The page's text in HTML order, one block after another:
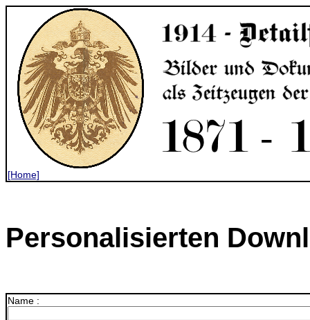
[Home]
Personalisierten
Name :